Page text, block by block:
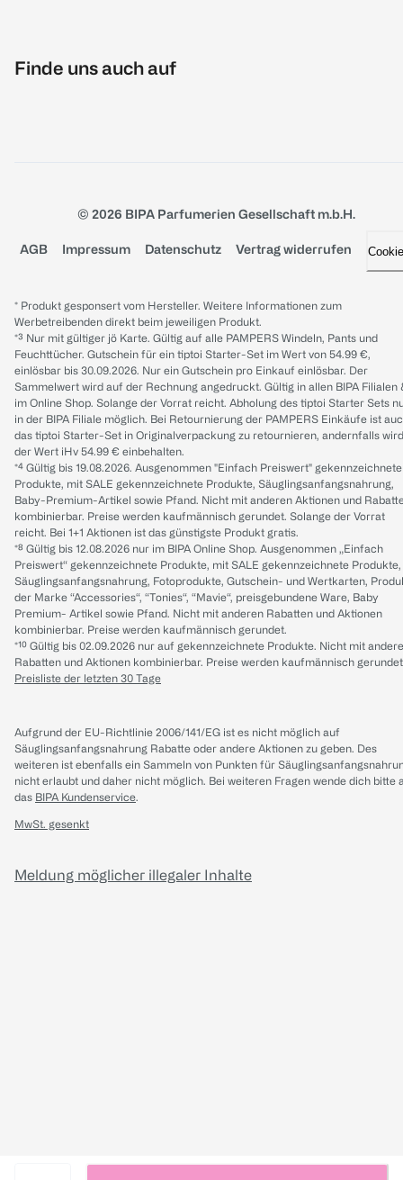
Finde uns auch auf
© 2026 BIPA Parfumerien Gesellschaft m.b.H.
AGB Impressum Datenschutz Vertrag widerrufen
* Produkt gesponsert vom Hersteller. Weitere Informationen zum
Werbetreibenden direkt beim jeweiligen Produkt.
*³ Nur mit gültiger jö Karte. Gültig auf alle PAMPERS Windeln, Pants und
Feuchttücher. Gutschein für ein tiptoi Starter-Set im Wert von 54.99 €,
einlösbar bis 30.09.2026. Nur ein Gutschein pro Einkauf einlösbar. Der
Sammelwert wird auf der Rechnung angedruckt. Gültig in allen BIPA Filialen
im Online Shop. Solange der Vorrat reicht. Abholung des tiptoi Starter Sets
in der BIPA Filiale möglich. Bei Retournierung der PAMPERS Einkäufe ist
das tiptoi Starter-Set in Originalverpackung zu retournieren, andernfalls wird
der Wert iHv 54.99 € einbehalten.
*⁴ Gültig bis 19.08.2026. Ausgenommen "Einfach Preiswert" gekennzeichnete
Produkte, mit SALE gekennzeichnete Produkte, Säuglingsanfangsnahrung,
Baby-Premium-Artikel sowie Pfand. Nicht mit anderen Aktionen und
kombinierbar. Preise werden kaufmännisch gerundet. Solange der Vorrat
reicht. Bei 1+1 Aktionen ist das günstigste Produkt gratis.
*⁸ Gültig bis 12.08.2026 nur im BIPA Online Shop. Ausgenommen „Einfach
Preiswert“ gekennzeichnete Produkte, mit SALE gekennzeichnete Produkte,
Säuglingsanfangsnahrung, Fotoprodukte, Gutschein- und Wertkarten,
der Marke “Accessories“, “Tonies“, “Mavie“, preisgebundene Ware, Baby
Premium- Artikel sowie Pfand. Nicht mit anderen Rabatten und Aktionen
kombinierbar. Preise werden kaufmännisch gerundet.
*¹⁰ Gültig bis 02.09.2026 nur auf gekennzeichnete Produkte. Nicht mit
Rabatten und Aktionen kombinierbar. Preise werden kaufmännisch
Preisliste der letzten 30 Tage
Aufgrund der EU-Richtlinie 2006/141/EG ist es nicht möglich auf
Säuglingsanfangsnahrung Rabatte oder andere Aktionen zu geben. Des
weiteren ist ebenfalls ein Sammeln von Punkten für
nicht erlaubt und daher nicht möglich. Bei weiteren Fragen wende dich bitte
das BIPA Kundenservice.
MwSt. gesenkt
Meldung möglicher illegaler Inhalte